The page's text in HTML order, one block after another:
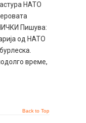
НАТО
Пишува:
од НАТО
бурлеска.
време,
Back to Top